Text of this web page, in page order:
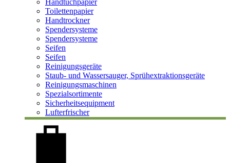
Handtuchpapier
Toilettenpapier
Handtrockner
Spendersysteme
Spendersysteme
Seifen
Seifen
Reinigungsgeräte
Staub- und Wassersauger, Sprühextraktionsgeräte
Reinigungsmaschinen
Spezialsortimente
Sicherheitsequipment
Lufterfrischer